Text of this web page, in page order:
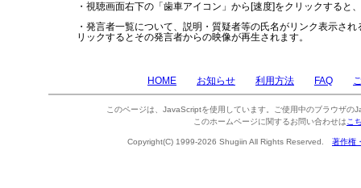
・視聴画面右下の「歯車アイコン」から[速度]をクリックすると
・発言者一覧について、説明・質疑者等の氏名がリンク表示さ
リックするとその発言者からの映像が再生されます。
HOME お知らせ 利用方法 FAQ
このページは、JavaScriptを使用しています。ご使用中のブラウザの
このホームページに関するお問い合わせは こ
Copyright(C) 1999-2026 Shugiin All Rights Reserved. 著作権